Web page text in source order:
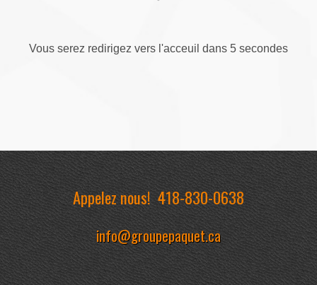
Vous serez redirigez vers l'acceuil dans 5 secondes
Appelez nous!418-830-0638
info@groupepaquet.ca